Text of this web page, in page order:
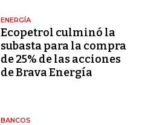
ENERGÍA
Ecopetrol culminó la
subasta para la compra
de 25% de las acciones
de Brava Energía
BANCOS